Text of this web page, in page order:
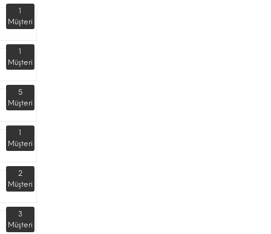
1
Müşteri
1
Müşteri
5
Müşteri
1
Müşteri
2
Müşteri
3
Müşteri